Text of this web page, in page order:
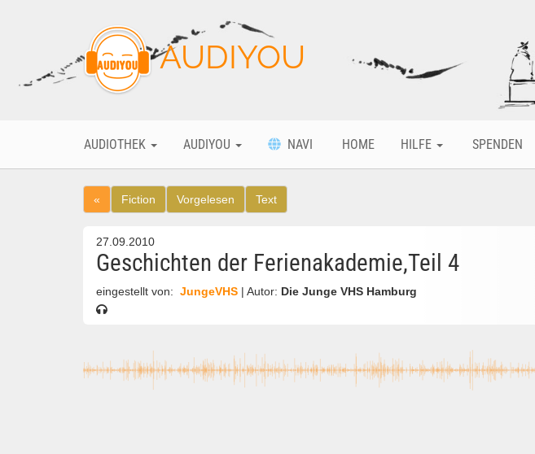
AUDIYOU
AUDIOTHEK AUDIYOU NAVI HOME HILFE SPENDEN
« Fiction Vorgelesen Text
27.09.2010
Geschichten der Ferienakademie,Teil 4
eingestellt von: JungeVHS | Autor: Die Junge VHS Hamburg